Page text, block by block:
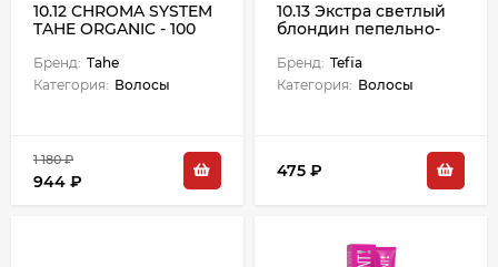
10.12 CHROMA SYSTEM
TAHE ORGANIC - 100
Бренд: Tahe
Категория: Волосы
1 180 ₽
944 ₽
10.13 Экстра светлый
блондин пепельно-
60 мл
Бренд: Tefia
Категория: Волосы
475 ₽